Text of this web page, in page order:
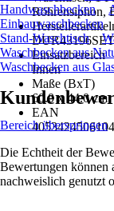
Röhrensiphon,
DUR43196SET
Einsatzbereich
Innen
Maße (BxT)
60.0 x 44.0 cm
EAN
4053424506104
Handwaschbecken
Einbauwaschbecken
Stand-Waschtisch
Waschbecken aus
Waschbecken aus
Bereich überspringen
Die Echtheit der
Bewertungen können
nachweislich genutzt